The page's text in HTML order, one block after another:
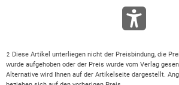
2
Diese Artikel unterliegen nicht der Preisbindung, die
wurde aufgehoben oder der Preis wurde vom Verlag
Alternative wird Ihnen auf der Artikelseite dargestellt.